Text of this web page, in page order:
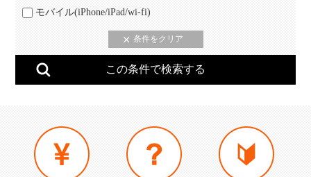
モバイル(iPhone/iPad/wi-fi)